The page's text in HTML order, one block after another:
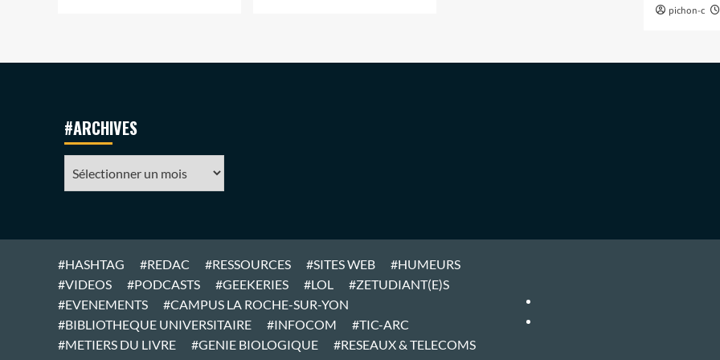
pichon-c
#ARCHIVES
#HASHTAG #REDAC #RESSOURCES #SITES WEB
#HUMEURS
#VIDEOS
#PODCASTS #GEEKERIES #LOL
#ZETUDIANT(E)S
#EVENEMENTS
#CAMPUS LA ROCHE-SUR-YON
#BIBLIOTHEQUE UNIVERSITAIRE
#INFOCOM
#TIC-ARC
#METIERS DU LIVRE
#GENIE BIOLOGIQUE
#RESEAUX & TELECOMS